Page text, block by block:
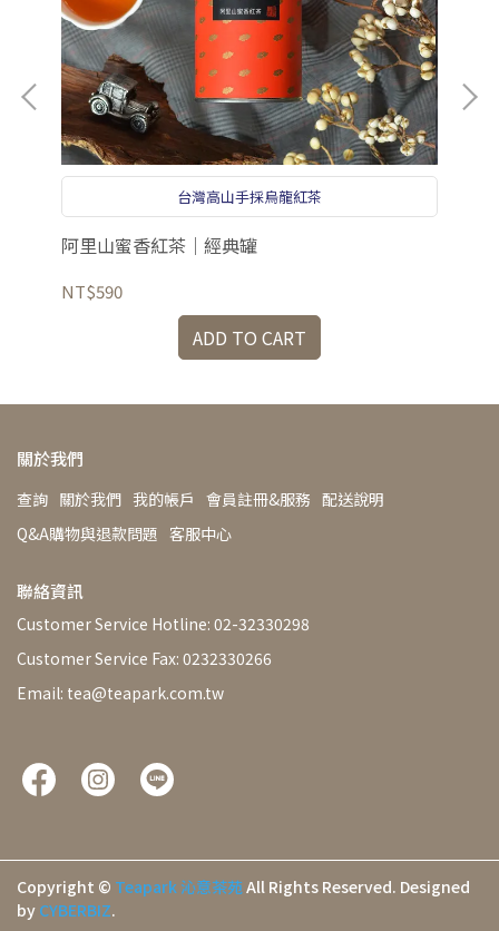
台灣高山手採烏龍紅茶
阿里山蜜香紅茶｜經典罐
NT$590
ADD TO CART
關於我們
查詢 關於我們 我的帳戶 會員註冊&服務 配送說明
Q&A購物與退款問題 客服中心
聯絡資訊
Customer Service Hotline: 02-32330298
Customer Service Fax: 0232330266
Email: tea@teapark.com.tw
Copyright © Teapark 沁意茶苑All Rights Reserved. Designed
by CYBERBIZ.